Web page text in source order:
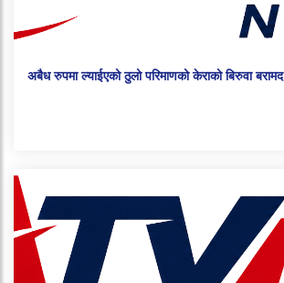
अबैध रुपमा ल्याईएको ठुलो परिमाणको केराको बिरुवा बरामद